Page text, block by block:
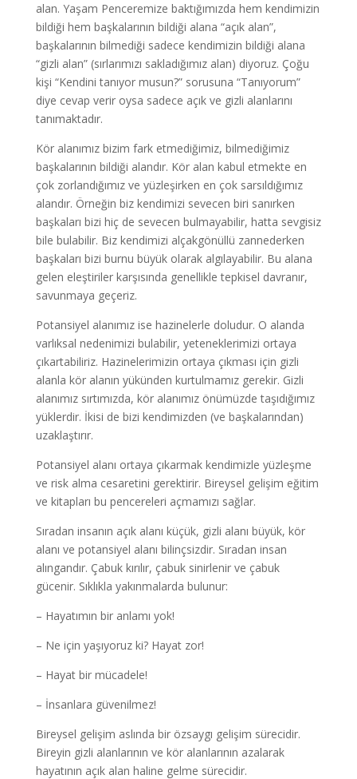
alan. Yaşam Penceremize baktığımızda hem kendimizin
bildiği hem başkalarının bildiği alana “açık alan”,
başkalarının bilmediği sadece kendimizin bildiği alana
“gizli alan” (sırlarımızı sakladığımız alan) diyoruz. Çoğu
kişi “Kendini tanıyor musun?” sorusuna “Tanıyorum”
diye cevap verir oysa sadece açık ve gizli alanlarını
tanımaktadır.
Kör alanımız bizim fark etmediğimiz, bilmediğimiz
başkalarının bildiği alandır. Kör alan kabul etmekte en
çok zorlandığımız ve yüzleşirken en çok sarsıldığımız
alandır. Örneğin biz kendimizi sevecen biri sanırken
başkaları bizi hiç de sevecen bulmayabilir, hatta sevgisiz
bile bulabilir. Biz kendimizi alçakgönüllü zannederken
başkaları bizi burnu büyük olarak algılayabilir. Bu alana
gelen eleştiriler karşısında genellikle tepkisel davranır,
savunmaya geçeriz.
Potansiyel alanımız ise hazinelerle doludur. O alanda
varlıksal nedenimizi bulabilir, yeteneklerimizi ortaya
çıkartabiliriz. Hazinelerimizin ortaya çıkması için gizli
alanla kör alanın yükünden kurtulmamız gerekir. Gizli
alanımız sırtımızda, kör alanımız önümüzde taşıdığımız
yüklerdir. İkisi de bizi kendimizden (ve başkalarından)
uzaklaştırır.
Potansiyel alanı ortaya çıkarmak kendimizle yüzleşme
ve risk alma cesaretini gerektirir. Bireysel gelişim eğitim
ve kitapları bu pencereleri açmamızı sağlar.
Sıradan insanın açık alanı küçük, gizli alanı büyük, kör
alanı ve potansiyel alanı bilinçsizdir. Sıradan insan
alıngandır. Çabuk kırılır, çabuk sinirlenir ve çabuk
gücenir. Sıklıkla yakınmalarda bulunur:
– Hayatımın bir anlamı yok!
– Ne için yaşıyoruz ki? Hayat zor!
– Hayat bir mücadele!
– İnsanlara güvenilmez!
Bireysel gelişim aslında bir özsaygı gelişim sürecidir.
Bireyin gizli alanlarının ve kör alanlarının azalarak
hayatının açık alan haline gelme sürecidir.